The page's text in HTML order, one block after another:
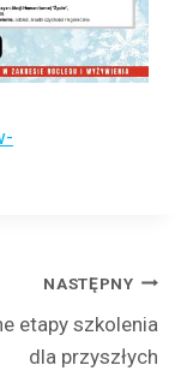
NASTĘPNY
etapy szkolenia
dla przyszłych